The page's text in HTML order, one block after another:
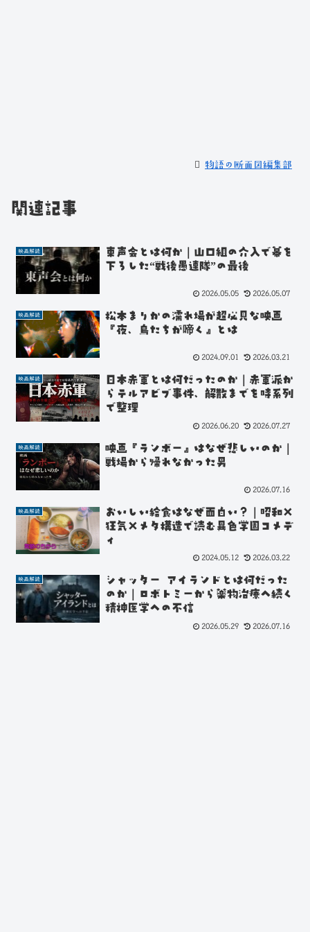
物語の断面図編集部
関連記事
映画解読
東声会とは何か｜山口組の介入で幕を
下ろした“戦後愚連隊”の最後
2026.05.05 2026.05.07
映画解読
松本まりかの濡れ場が超必見な映画
『夜、鳥たちが啼く』とは
2024.09.01 2026.03.21
映画解読
日本赤軍とは何だったのか｜赤軍派か
らテルアビブ事件、解散までを時系列
で整理
2026.06.20 2026.07.27
映画解読
映画『ランボー』はなぜ悲しいのか｜
戦場から帰れなかった男
2026.07.16
映画解読
おいしい給食はなぜ面白い？｜昭和×
狂気×メタ構造で読む異色学園コメデ
ィ
2024.05.12 2026.03.22
映画解読
シャッター アイランドとは何だった
のか｜ロボトミーから薬物治療へ続く
精神医学への不信
2026.05.29 2026.07.16